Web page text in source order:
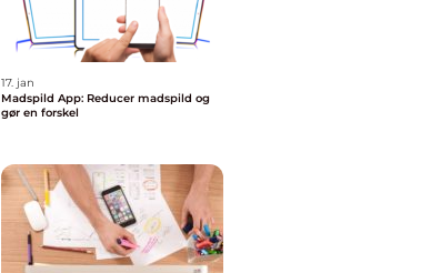
17. jan
Madspild App: Reducer madspild og
gør en forskel